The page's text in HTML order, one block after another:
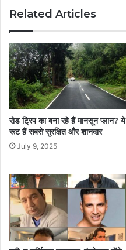
Related Articles
रोड ट्रिप का बना रहे हैं मानसून प्लान? ये
रूट हैं सबसे सुरक्षित और शानदार
July 9, 2025